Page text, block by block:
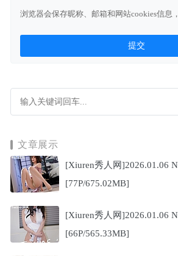
浏览器会保存昵称、邮箱和网站cookies信息
文章展示
[Xiuren秀人网]2026.01.06
[77P/675.02MB]
[Xiuren秀人网]2026.01.06
[66P/565.33MB]